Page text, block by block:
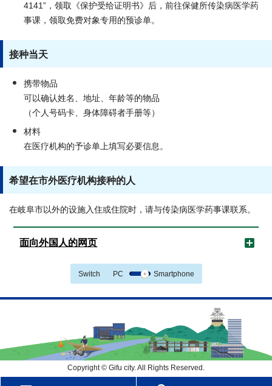
4141”，领取《保护受给证明书》后，前往保健所传染病医学药
事课，领取免费对象专用的预诊单。
接种当天
携带物品
可以确认姓名、地址、年龄等的物品
（个人号码卡、身体障碍者手册等）
材料
在医疗机构的予诊单上填写必要信息。
希望在市外医疗机构接种的人
在岐阜市以外的设施入住或住院时，请与传染病医学药事课联系。
面向外国人的网页
Switch PC Smartphone
Copyright © Gifu city. All Rights Reserved.